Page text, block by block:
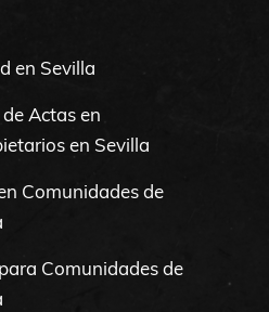
en Sevilla
Actas en
en Sevilla
Comunidades de
Comunidades de